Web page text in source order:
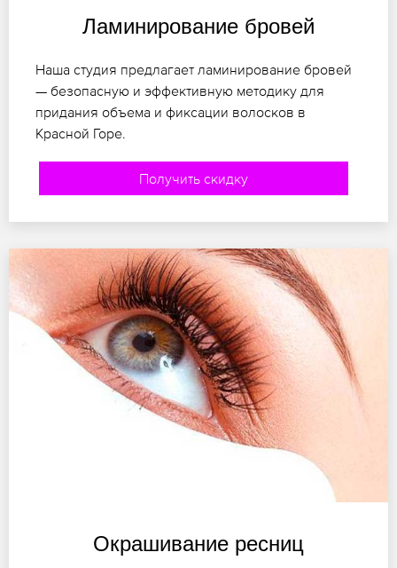
Ламинирование бровей
Наша студия предлагает ламинирование бровей
— безопасную и эффективную методику для
придания объема и фиксации волосков в
Красной Горе.
Получить скидку
Окрашивание ресниц